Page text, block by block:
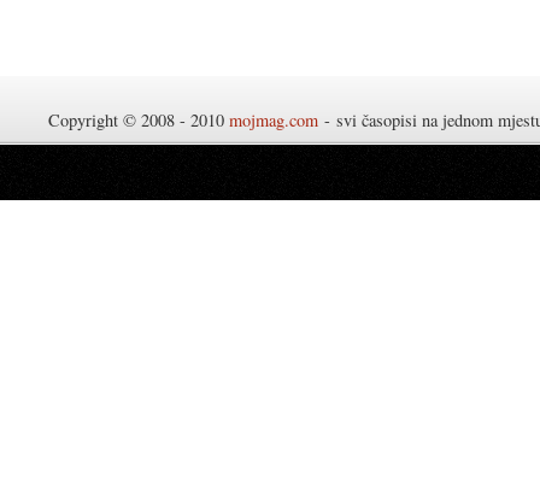
Copyright © 2008 - 2010 mojmag.com - svi časopisi na jednom